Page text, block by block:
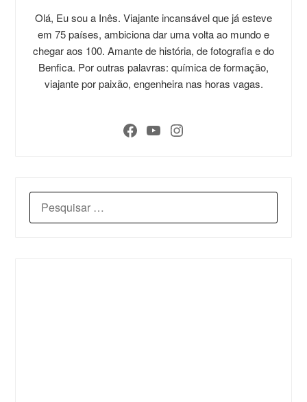
Olá, Eu sou a Inês. Viajante incansável que já esteve
em 75 países, ambiciona dar uma volta ao mundo e
chegar aos 100. Amante de história, de fotografia e do
Benfica. Por outras palavras: química de formação,
viajante por paixão, engenheira nas horas vagas.